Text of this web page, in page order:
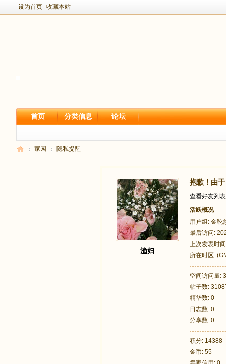
设为首页 收藏本站
首页 分类信息 论坛
家园 隐私提醒
渔妇
抱歉！由
查看好友列表
活跃概况
用户组: 金靴
最后访问:
上次发表时
所在时区:
空间访问量:
帖子数:
精华数: 0
日志数: 0
分享数: 0
积分: 14388
金币: 55